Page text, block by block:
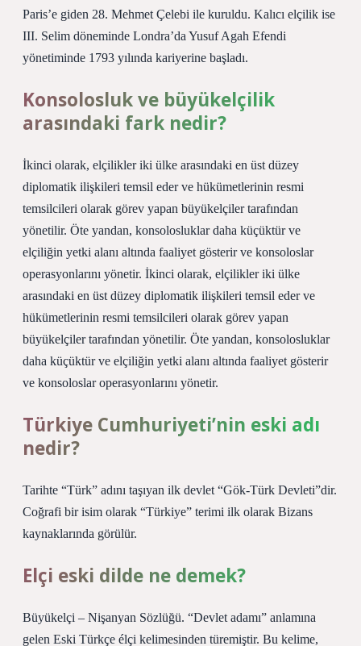
Paris’e giden 28. Mehmet Çelebi ile kuruldu. Kalıcı elçilik ise
III. Selim döneminde Londra’da Yusuf Agah Efendi
yönetiminde 1793 yılında kariyerine başladı.
Konsolosluk ve büyükelçilik
arasındaki fark nedir?
İkinci olarak, elçilikler iki ülke arasındaki en üst düzey
diplomatik ilişkileri temsil eder ve hükümetlerinin resmi
temsilcileri olarak görev yapan büyükelçiler tarafından
yönetilir. Öte yandan, konsolosluklar daha küçüktür ve
elçiliğin yetki alanı altında faaliyet gösterir ve konsoloslar
operasyonlarını yönetir. İkinci olarak, elçilikler iki ülke
arasındaki en üst düzey diplomatik ilişkileri temsil eder ve
hükümetlerinin resmi temsilcileri olarak görev yapan
büyükelçiler tarafından yönetilir. Öte yandan, konsolosluklar
daha küçüktür ve elçiliğin yetki alanı altında faaliyet gösterir
ve konsoloslar operasyonlarını yönetir.
Türkiye Cumhuriyeti’nin eski adı
nedir?
Tarihte “Türk” adını taşıyan ilk devlet “Gök-Türk Devleti”dir.
Coğrafi bir isim olarak “Türkiye” terimi ilk olarak Bizans
kaynaklarında görülür.
Elçi eski dilde ne demek?
Büyükelçi – Nişanyan Sözlüğü. “Devlet adamı” anlamına
gelen Eski Türkçe élçi kelimesinden türemiştir. Bu kelime,